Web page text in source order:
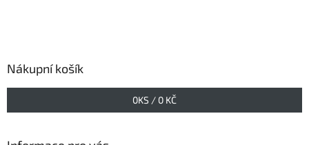
Nákupní košík
0KS / 0 KČ